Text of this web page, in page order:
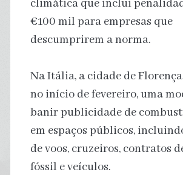
climática que inclui
€100 mil para empresas que
descumprirem a norma.
Na Itália, a cidade de
no início de fevereiro, uma
banir publicidade de
em espaços públicos,
de voos, cruzeiros, contratos
fóssil e veículos.